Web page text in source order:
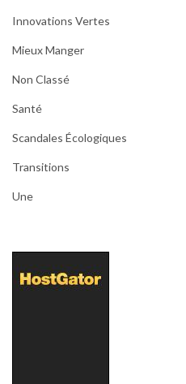
Innovations Vertes
Mieux Manger
Non Classé
Santé
Scandales Écologiques
Transitions
Une